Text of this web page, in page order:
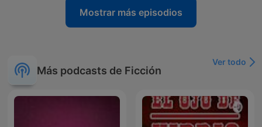
Mostrar más episodios
Más podcasts de Ficción
Ver todo